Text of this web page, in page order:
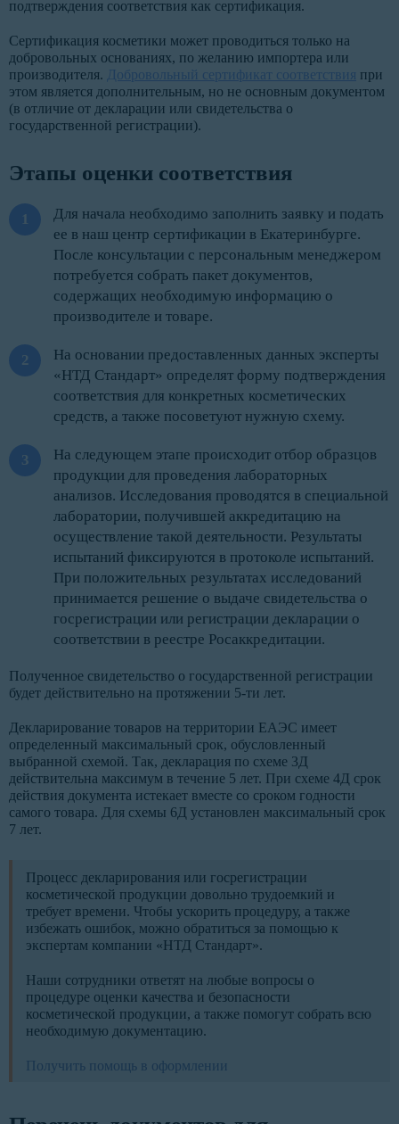
подтверждения соответствия как сертификация.
Сертификация косметики может проводиться только на
добровольных основаниях, по желанию импортера или
производителя. Добровольный сертификат соответствия при
этом является дополнительным, но не основным документом
(в отличие от декларации или свидетельства о
государственной регистрации).
Этапы оценки соответствия
Для начала необходимо заполнить заявку и подать
ее в наш центр сертификации в Екатеринбурге.
После консультации с персональным менеджером
потребуется собрать пакет документов,
содержащих необходимую информацию о
производителе и товаре.
На основании предоставленных данных эксперты
«НТД Стандарт» определят форму подтверждения
соответствия для конкретных косметических
средств, а также посоветуют нужную схему.
На следующем этапе происходит отбор образцов
продукции для проведения лабораторных
анализов. Исследования проводятся в специальной
лаборатории, получившей аккредитацию на
осуществление такой деятельности. Результаты
испытаний фиксируются в протоколе испытаний.
При положительных результатах исследований
принимается решение о выдаче свидетельства о
госрегистрации или регистрации декларации о
соответствии в реестре Росаккредитации.
Полученное свидетельство о государственной регистрации
будет действительно на протяжении 5-ти лет.
Декларирование товаров на территории ЕАЭС имеет
определенный максимальный срок, обусловленный
выбранной схемой. Так, декларация по схеме 3Д
действительна максимум в течение 5 лет. При схеме 4Д срок
действия документа истекает вместе со сроком годности
самого товара. Для схемы 6Д установлен максимальный срок
7 лет.
Процесс декларирования или госрегистрации
косметической продукции довольно трудоемкий и
требует времени. Чтобы ускорить процедуру, а также
избежать ошибок, можно обратиться за помощью к
экспертам компании «НТД Стандарт».
Наши сотрудники ответят на любые вопросы о
процедуре оценки качества и безопасности
косметической продукции, а также помогут собрать всю
необходимую документацию.
Получить помощь в оформлении